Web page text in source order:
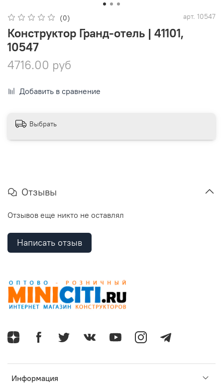
(0) арт. 10547
Конструктор Гранд-отель | 41101,
10547
4716.00 руб
Добавить в сравнение
Выбрать
Отзывы
Отзывов еще никто не оставлял
Написать отзыв
Информация